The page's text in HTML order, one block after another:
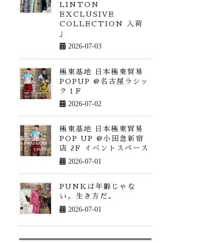
LINTON
EXCLUSIVE
COLLECTION 入荷
」
2026-07-03
極東基地 日本極東貿易
POPUP @名古屋ラシッ
ク１F
2026-07-02
極東基地 日本極東貿易
POP UP @小田急新宿
店 2F イベントスペース
2026-07-01
PUNKは年齢じゃな
い。生き方だ。
2026-07-01